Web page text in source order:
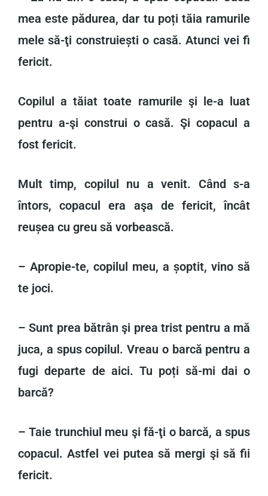
mea este pădurea, dar tu poți tăia ramurile
mele să-ţi construiești o casă. Atunci vei fi
fericit.
Copilul a tăiat toate ramurile şi le-a luat
pentru a-şi construi o casă. Şi copacul a
fost fericit.
Mult timp, copilul nu a venit. Când s-a
întors, copacul era aşa de fericit, încât
reușea cu greu să vorbească.
– Apropie-te, copilul meu, a șoptit, vino să
te joci.
– Sunt prea bătrân şi prea trist pentru a mă
juca, a spus copilul. Vreau o barcă pentru a
fugi departe de aici. Tu poți să-mi dai o
barcă?
– Taie trunchiul meu şi fă-ţi o barcă, a spus
copacul. Astfel vei putea să mergi şi să fii
fericit.